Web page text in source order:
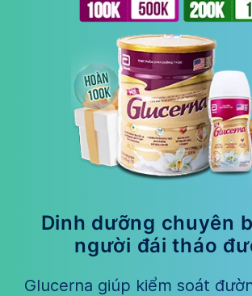
Dinh dưỡng chuyên
người đái tháo
Glucerna giúp kiểm soát